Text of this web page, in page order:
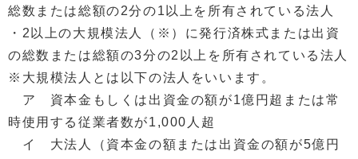
総数または総額の2分の1以上を所有されている法人
・2以上の大規模法人（※）に発行済株式または出資
の総数または総額の3分の2以上を所有されている法人
※大規模法人とは以下の法人をいいます。
ア 資本金もしくは出資金の額が1億円超または常
時使用する従業者数が1,000人超
イ 大法人（資本金の額または出資金の額が5億円